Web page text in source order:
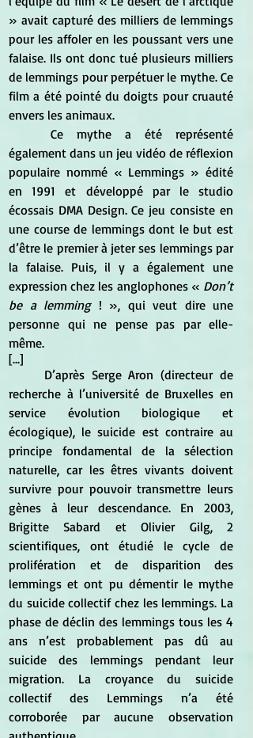
» avait capturé des milliers de lemmings
pour les affoler en les poussant vers une
falaise. Ils ont donc tué plusieurs milliers
de lemmings pour perpétuer le mythe. Ce
film a été pointé du doigts pour cruauté
envers les animaux.
également dans un jeu vidéo de réflexion
populaire nommé « Lemmings » édité
en 1991 et développé par le studio
écossais DMA Design. Ce jeu consiste en
une course de lemmings dont le but est
d’être le premier à jeter ses lemmings par
la falaise. Puis, il y a également une
expression chez les anglophones « Don’t
be a lemming ! », qui veut dire une
personne qui ne pense pas par elle-
même.
[...]
recherche à l’université de Bruxelles en
service évolution biologique et
écologique), le suicide est contraire au
principe fondamental de la sélection
naturelle, car les êtres vivants doivent
survivre pour pouvoir transmettre leurs
gènes à leur descendance. En 2003,
Brigitte Sabard et Olivier Gilg, 2
scientifiques, ont étudié le cycle de
prolifération et de disparition des
lemmings et ont pu démentir le mythe
du suicide collectif chez les lemmings. La
phase de déclin des lemmings tous les 4
ans n’est probablement pas dû au
suicide des lemmings pendant leur
migration. La croyance du suicide
collectif des Lemmings n’a été
corroborée par aucune observation